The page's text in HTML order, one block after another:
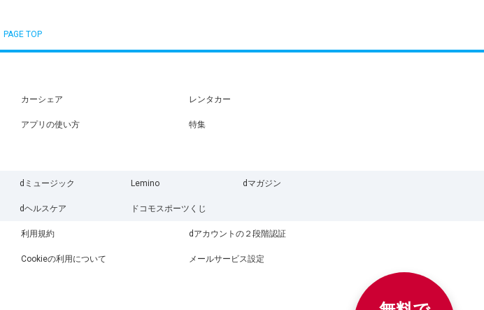
PAGE TOP
カーシェア レンタカー
アプリの使い方 特集
dミュージック Lemino dマガジン
dヘルスケア ドコモスポーツくじ
利用規約 dアカウントの２段階認証
Cookieの利用について メールサービス設定